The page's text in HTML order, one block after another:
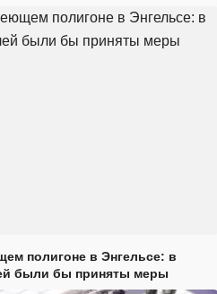
полигоне в Энгельсе: в
были бы приняты меры